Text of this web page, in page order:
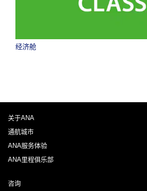
经济舱
关于ANA
通航城市
ANA服务体验
ANA里程俱乐部
咨询